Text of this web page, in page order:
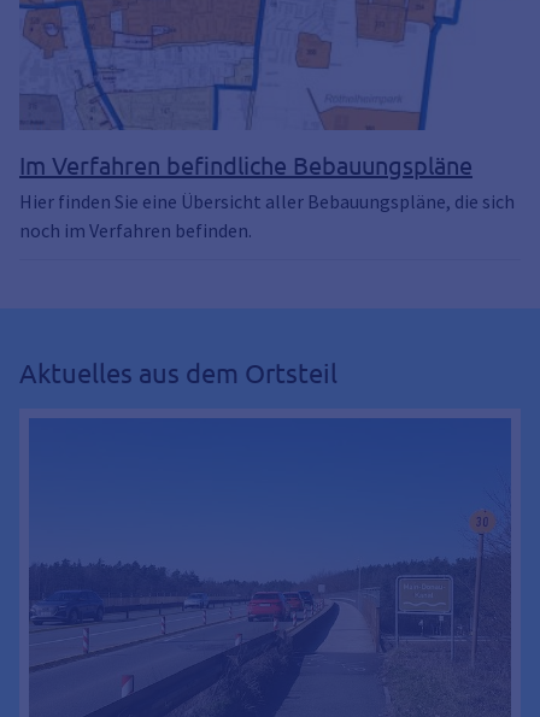
Im Verfahren befindliche Bebauungspläne
Hier finden Sie eine Übersicht aller Bebauungspläne, die sich
noch im Verfahren befinden.
Aktuelles aus dem Ortsteil